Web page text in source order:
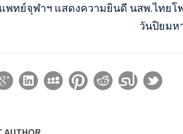
พทย์จุฬาฯ แสดงความยินดี นสพ.ไทยโ
วันปิยมห